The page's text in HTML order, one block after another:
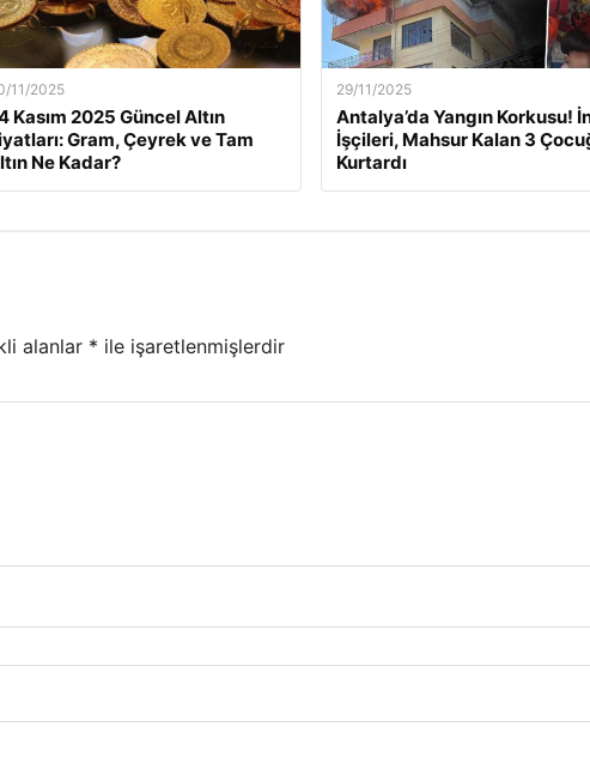
11/2025
Kasım 2025 Güncel Altın
Gram, Çeyrek ve Tam
Ne Kadar?
29/11/2025
Antalya’da Yangın Korkusu!
İşçileri, Mahsur Kalan 3
Kurtardı
alanlar * ile işaretlenmişlerdir